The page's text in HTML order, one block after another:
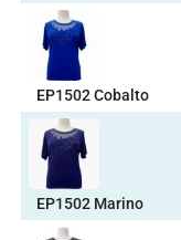
EP1502 Cobalto
EP1502 Marino